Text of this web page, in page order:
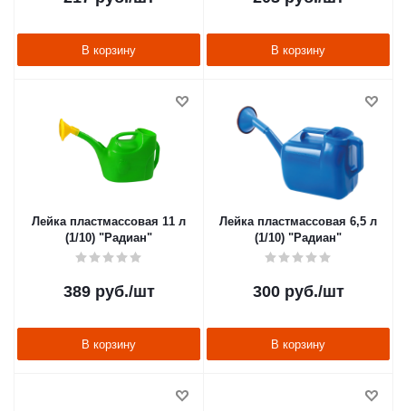
В корзину В корзину
Лейка пластмассовая 11 л
(1/10) "Радиан"
389руб./шт
В корзину
Лейка пластмассовая 6,5 л
(1/10) "Радиан"
300руб./шт
В корзину